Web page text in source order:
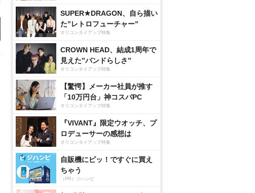
SUPER★DRAGON、自ら描い
た”レトロフューチャー”
オリコンタイアップ特集
CROWN HEAD、結成1周年で
見えた”バンドらしさ”
オリコンタイアップ特集
【驚愕】メーカー社員が推す
「10万円台」神コスパPC
オリコンタイアップ特集
『VIVANT』限定ウオッチ、プ
ロデューサーの感想は
オリコンタイアップ特集
自販機にピッ！ですぐに買え
ちゃう
（PR）ジハンピ